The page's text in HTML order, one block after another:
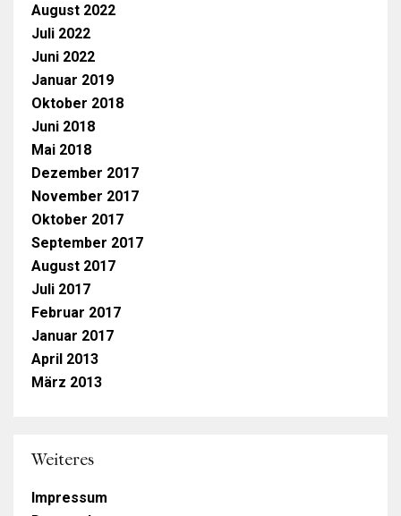
August 2022
Juli 2022
Juni 2022
Januar 2019
Oktober 2018
Juni 2018
Mai 2018
Dezember 2017
November 2017
Oktober 2017
September 2017
August 2017
Juli 2017
Februar 2017
Januar 2017
April 2013
März 2013
Weiteres
Impressum